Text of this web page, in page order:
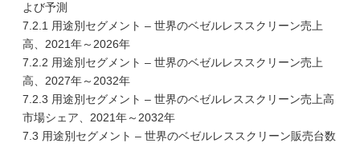
よび予測
7.2.1 用途別セグメント – 世界のベゼルレススクリーン売上
高、2021年～2026年
7.2.2 用途別セグメント – 世界のベゼルレススクリーン売上
高、2027年～2032年
7.2.3 用途別セグメント – 世界のベゼルレススクリーン売上高
市場シェア、2021年～2032年
7.3 用途別セグメント – 世界のベゼルレススクリーン販売台数